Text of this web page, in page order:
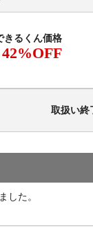
きるくん価格
42%OFF
取扱い終
した。